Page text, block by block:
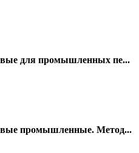
для промышленных пе...
промышленные. Метод...